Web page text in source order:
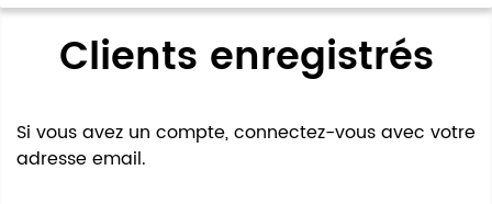
Clients enregistrés
Si vous avez un compte, connectez-vous avec votre
adresse email.